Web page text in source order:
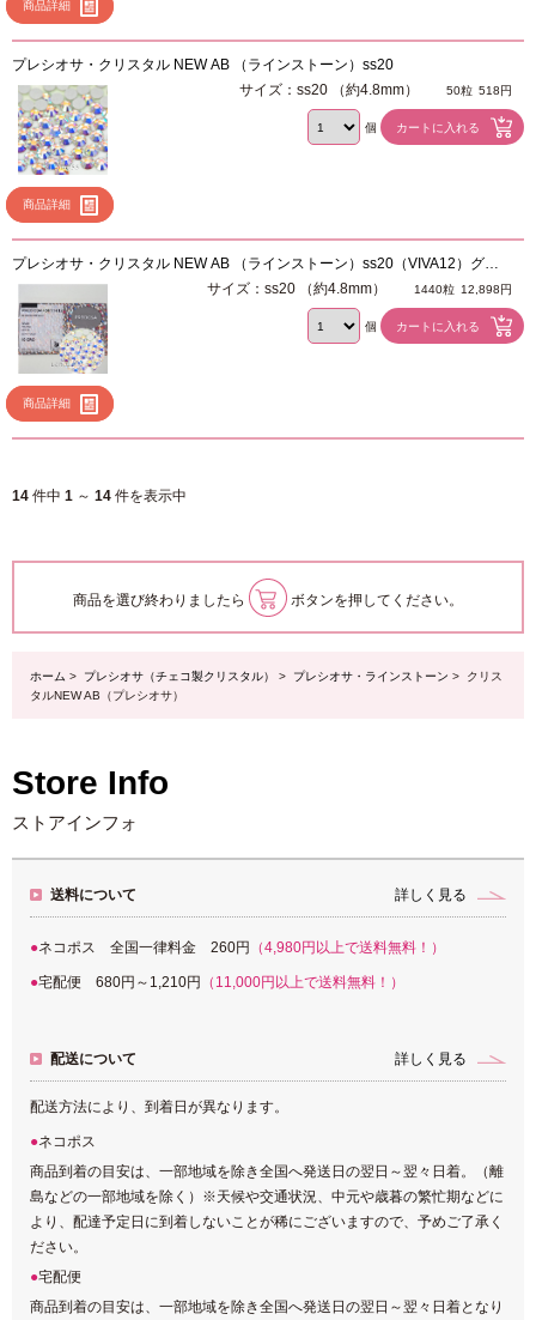
商品詳細
プレシオサ・クリスタル NEW AB （ラインストーン）ss20
商品詳細
サイズ：ss20 （約4.8mm） 50粒 518円
個
プレシオサ・クリスタル NEW AB （ラインストーン）ss20（VIVA12）グロ
スパック 1440粒
商品詳細
サイズ：ss20 （約4.8mm） 1440粒 12,898円
個
14 件中 1 ～ 14 件を表示中
商品を選び終わりましたら ボタンを押してください。
ホーム > プレシオサ（チェコ製クリスタル） > プレシオサ・ラインストーン > クリス
タルNEW AB（プレシオサ）
Store Info
ストアインフォ
送料について 詳しく見る
ネコポス 全国一律料金 260円 （4,980円以上で送料無料！）
宅配便 680円～1,210円 （11,000円以上で送料無料！）
配送について 詳しく見る
配送方法により、到着日が異なります。
ネコポス
商品到着の目安は、一部地域を除き全国へ発送日の翌日～翌々日着。（離
島などの一部地域を除く）※天候や交通状況、中元や歳暮の繁忙期などに
より、配達予定日に到着しないことが稀にございますので、予めご了承く
ださい。
宅配便
商品到着の目安は、一部地域を除き全国へ発送日の翌日～翌々日着となり